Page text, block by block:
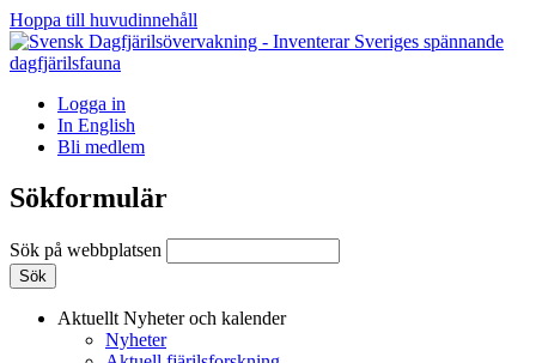
Hoppa till huvudinnehåll
Logga in
In English
Bli medlem
Sökformulär
Sök på webbplatsen
Aktuellt Nyheter och kalender
Nyheter